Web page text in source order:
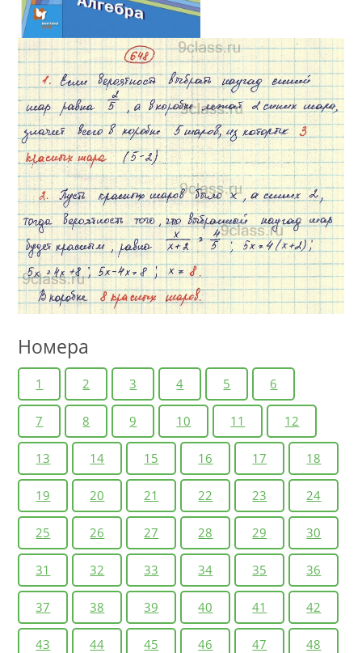
Номера
1 2 3 4 5 6
7 8 9 10 11 12
13 14 15 16 17 18
19 20 21 22 23 24
25 26 27 28 29 30
31 32 33 34 35 36
37 38 39 40 41 42
43 44 45 46 47 48